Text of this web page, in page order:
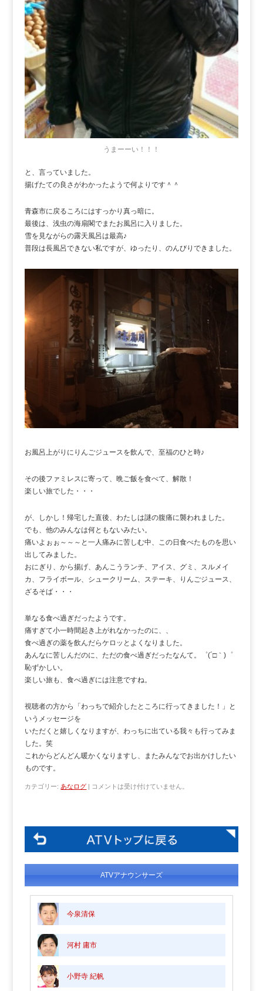
うまーーい！！！
と、言っていました。
揚げたての良さがわかったようで何よりです＾＾
青森市に戻るころにはすっかり真っ暗に。
最後は、浅虫の海扇閣でまたお風呂に入りました。
雪を見ながらの露天風呂は最高♪
普段は長風呂できない私ですが、ゆったり、のんびりできました。
お風呂上がりにりんごジュースを飲んで、至福のひと時♪
その後ファミレスに寄って、晩ご飯を食べて、解散！
楽しい旅でした・・・
が、しかし！帰宅した直後、わたしは謎の腹痛に襲われました。
でも、他のみんなは何ともないみたい。
痛いよぉぉ～～～と一人痛みに苦しむ中、この日食べたものを思い
出してみました。
おにぎり、から揚げ、あんこうランチ、アイス、グミ、スルメイ
カ、フライボール、シュークリーム、ステーキ、りんごジュース、
ざるそば・・・
単なる食べ過ぎだったようです。
痛すぎて小一時間起き上がれなかったのに、、
食べ過ぎの薬を飲んだらケロッとよくなりました。
あんなに苦しんだのに、ただの食べ過ぎだったなんて。゜(´□｀)゜
恥ずかしい。
楽しい旅も、食べ過ぎには注意ですね。
視聴者の方から「わっちで紹介したところに行ってきました！」と
いうメッセージを
いただくと嬉しくなりますが、わっちに出ている我々も行ってみま
した。笑
これからどんどん暖かくなりますし、またみんなでお出かけしたい
ものです。
カテゴリー: あなログ コメントは受け付けていません。
ATVアナウンサーズ
今泉清保
河村 庸市
小野寺 紀帆